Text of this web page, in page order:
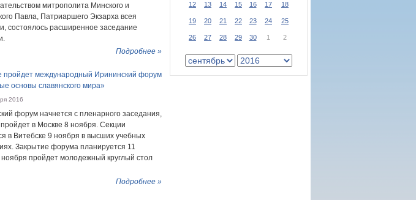
митрополита Минского и
Павла, Патриаршего Экзарха всея
состоялось расширенное заседание
Подробнее »
пройдет международный Ирининский форум
основы славянского мира»
2016
форум начнется с пленарного заседания,
в Москве 8 ноября. Секции
в Витебске 9 ноября в высших учебных
Закрытие форума планируется 11
пройдет молодежный круглый стол
Подробнее »
12 13 14 15 16 17 18
19 20 21 22 23 24 25
26 27 28 29 30 1 2